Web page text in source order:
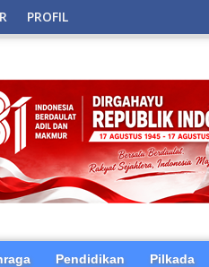
PROFIL
Pendidikan Pilkada